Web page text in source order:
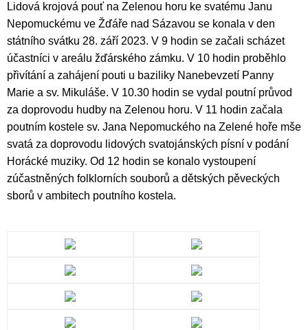
Lidová krojová pouť na Zelenou horu ke svatému Janu
Nepomuckému ve Žďáře nad Sázavou se konala v den
státního svátku 28. září 2023. V 9 hodin se začali scházet
účastníci v areálu žďárského zámku. V 10 hodin proběhlo
přivítání a zahájení pouti u baziliky Nanebevzetí Panny
Marie a sv. Mikuláše. V 10.30 hodin se vydal poutní průvod
za doprovodu hudby na Zelenou horu. V 11 hodin začala
poutním kostele sv. Jana Nepomuckého na Zelené hoře mše
svatá za doprovodu lidových svatojánských písní v podání
Horácké muziky. Od 12 hodin se konalo vystoupení
zúčastněných folklorních souborů a dětských pěveckých
sborů v ambitech poutního kostela.